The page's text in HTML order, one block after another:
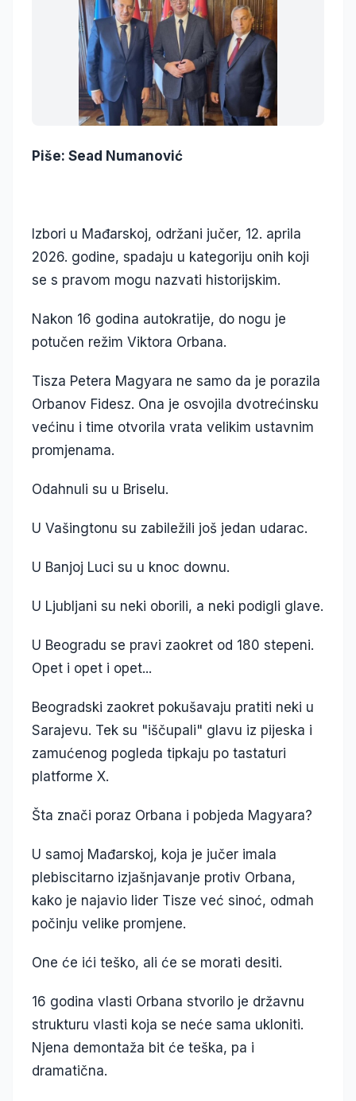
Piše: Sead Numanović
Izbori u Mađarskoj, održani jučer, 12. aprila
2026. godine, spadaju u kategoriju onih koji
se s pravom mogu nazvati historijskim.
Nakon 16 godina autokratije, do nogu je
potučen režim Viktora Orbana.
Tisza Petera Magyara ne samo da je porazila
Orbanov Fidesz. Ona je osvojila dvotrećinsku
većinu i time otvorila vrata velikim ustavnim
promjenama.
Odahnuli su u Briselu.
U Vašingtonu su zabiležili još jedan udarac.
U Banjoj Luci su u knoc downu.
U Ljubljani su neki oborili, a neki podigli glave.
U Beogradu se pravi zaokret od 180 stepeni.
Opet i opet i opet...
Beogradski zaokret pokušavaju pratiti neki u
Sarajevu. Tek su "iščupali" glavu iz pijeska i
zamućenog pogleda tipkaju po tastaturi
platforme X.
Šta znači poraz Orbana i pobjeda Magyara?
U samoj Mađarskoj, koja je jučer imala
plebiscitarno izjašnjavanje protiv Orbana,
kako je najavio lider Tisze već sinoć, odmah
počinju velike promjene.
One će ići teško, ali će se morati desiti.
16 godina vlasti Orbana stvorilo je državnu
strukturu vlasti koja se neće sama ukloniti.
Njena demontaža bit će teška, pa i
dramatična.